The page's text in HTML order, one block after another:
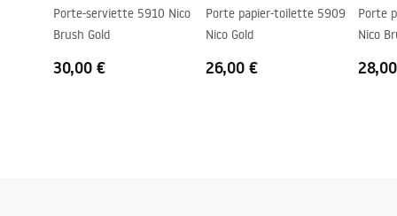
Porte-serviette 5910 Nico
Brush Gold
30,00 €
Porte papier-toilette 5909
Nico Gold
26,00 €
Porte
Nico